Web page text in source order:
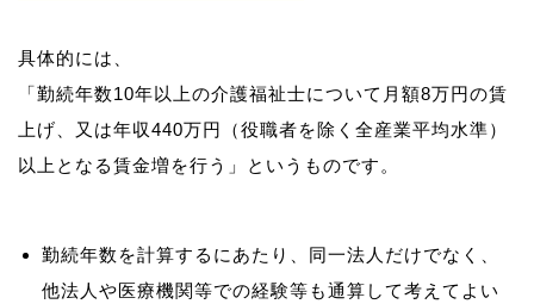
具体的には、
「勤続年数10年以上の介護福祉士について月額8万円の賃
上げ、又は年収440万円（役職者を除く全産業平均水準）
勤続年数を計算するにあたり、同一法人だけでなく、
他法人や医療機関等での経験等も通算して考えてよい